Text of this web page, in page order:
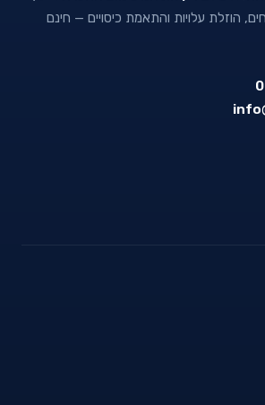
הוזלת עלויות והתאמת כיסויים — חינם